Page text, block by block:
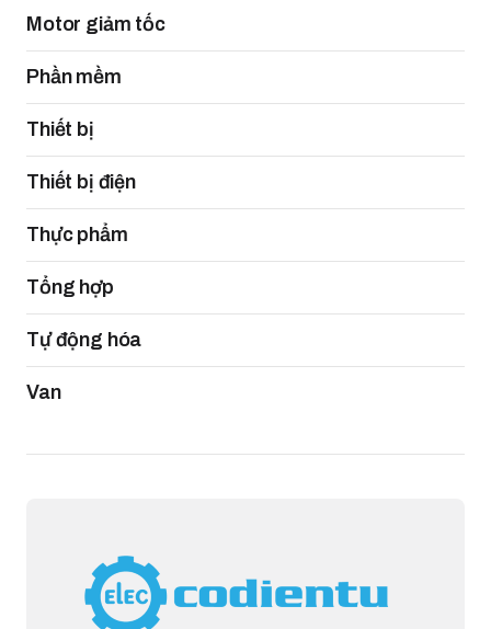
Motor giảm tốc
Phần mềm
Thiết bị
Thiết bị điện
Thực phẩm
Tổng hợp
Tự động hóa
Van